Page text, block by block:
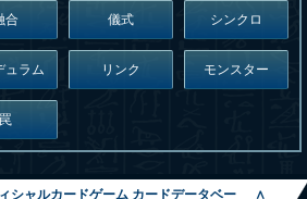
合 儀式 シンクロ
ュラム リンク モンスター
罠
シャルカードゲーム カードデータベー
∧